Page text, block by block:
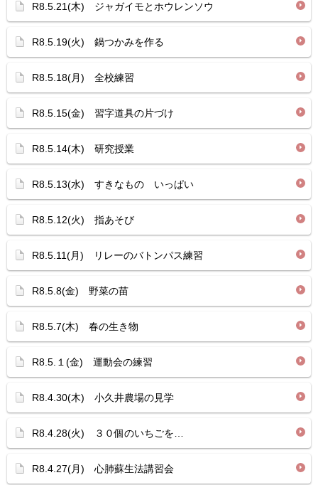
R8.5.21(木) ジャガイモとホウレンソウ
R8.5.19(火) 鍋つかみを作る
R8.5.18(月) 全校練習
R8.5.15(金) 習字道具の片づけ
R8.5.14(木) 研究授業
R8.5.13(水) すきなもの いっぱい
R8.5.12(火) 指あそび
R8.5.11(月) リレーのバトンパス練習
R8.5.8(金) 野菜の苗
R8.5.7(木) 春の生き物
R8.5.１(金) 運動会の練習
R8.4.30(木) 小久井農場の見学
R8.4.28(火) ３０個のいちごを…
R8.4.27(月) 心肺蘇生法講習会